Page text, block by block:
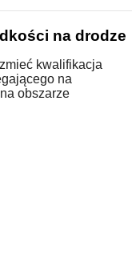
na drodze
kwalifikacja
na
obszarze